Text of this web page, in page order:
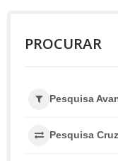
PROCURAR
Pesquisa
Pesquisa